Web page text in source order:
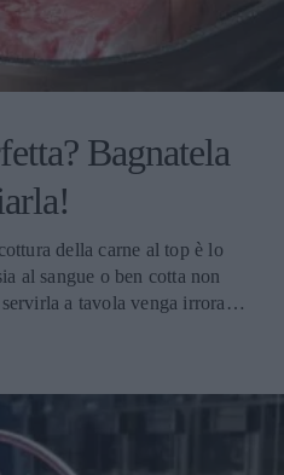
Bagnatela
della carne al top è lo
al sangue o ben cotta non
a tavola venga irrorata